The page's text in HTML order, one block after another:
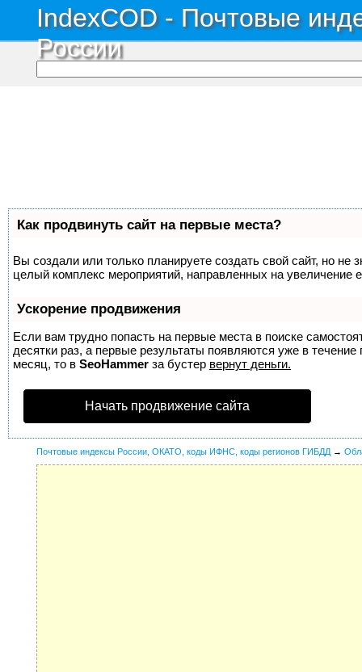
IndexCOD - Почтовые
России
Как продвинуть сайт на первые места?
Вы создали или только планируете создать свой сайт, но не
целый комплекс мероприятий, направленных на увеличение
Ускорение продвижения
Если вам трудно попасть на первые места в поиске
десятки раз, а первые результаты появляются уже в
месяц, то в SeoHammer за бустер вернут деньги.
Начать продвижение сайта
Почтовые индексы России, ОКАТО, коды ИФНС, коды регионов ГИБДД →